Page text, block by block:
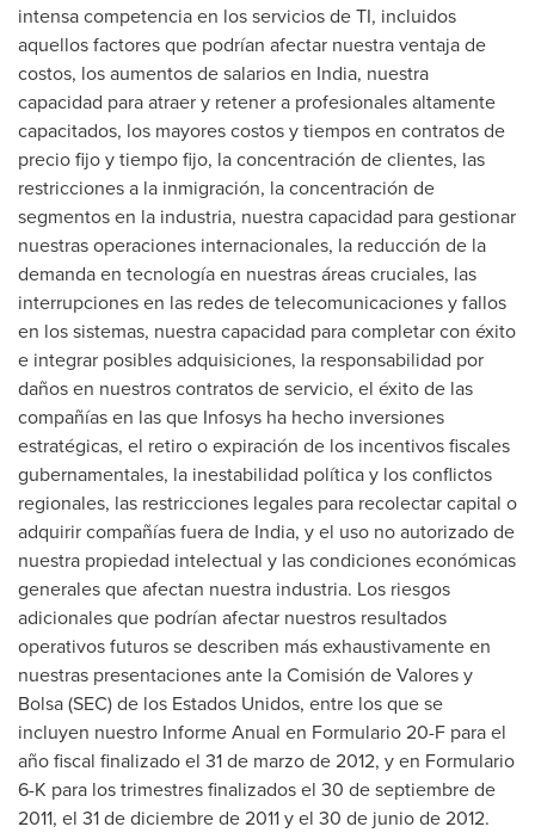
intensa competencia en los servicios de TI, incluidos
aquellos factores que podrían afectar nuestra ventaja de
costos, los aumentos de salarios en India, nuestra
capacidad para atraer y retener a profesionales altamente
capacitados, los mayores costos y tiempos en contratos de
precio fijo y tiempo fijo, la concentración de clientes, las
restricciones a la inmigración, la concentración de
segmentos en la industria, nuestra capacidad para gestionar
nuestras operaciones internacionales, la reducción de la
demanda en tecnología en nuestras áreas cruciales, las
interrupciones en las redes de telecomunicaciones y fallos
en los sistemas, nuestra capacidad para completar con éxito
e integrar posibles adquisiciones, la responsabilidad por
daños en nuestros contratos de servicio, el éxito de las
compañías en las que Infosys ha hecho inversiones
estratégicas, el retiro o expiración de los incentivos fiscales
gubernamentales, la inestabilidad política y los conflictos
regionales, las restricciones legales para recolectar capital o
adquirir compañías fuera de India, y el uso no autorizado de
nuestra propiedad intelectual y las condiciones económicas
generales que afectan nuestra industria. Los riesgos
adicionales que podrían afectar nuestros resultados
operativos futuros se describen más exhaustivamente en
nuestras presentaciones ante la Comisión de Valores y
Bolsa (SEC) de los Estados Unidos, entre los que se
incluyen nuestro Informe Anual en Formulario 20-F para el
año fiscal finalizado el 31 de marzo de 2012, y en Formulario
6-K para los trimestres finalizados el 30 de septiembre de
2011, el 31 de diciembre de 2011 y el 30 de junio de 2012.